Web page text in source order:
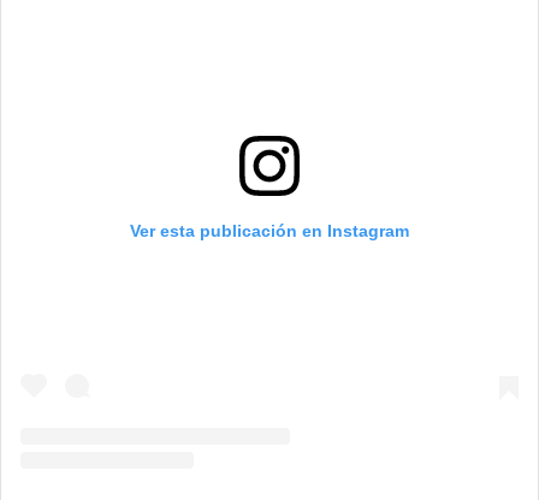
Ver esta publicación en Instagram